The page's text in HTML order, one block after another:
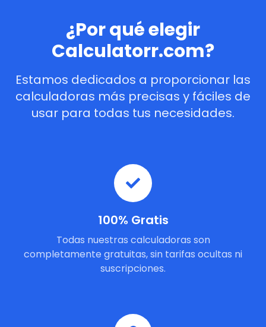
¿Por qué elegir
Calculatorr.com?
Estamos dedicados a proporcionar las
calculadoras más precisas y fáciles de
usar para todas tus necesidades.
100% Gratis
Todas nuestras calculadoras son
completamente gratuitas, sin tarifas ocultas ni
suscripciones.